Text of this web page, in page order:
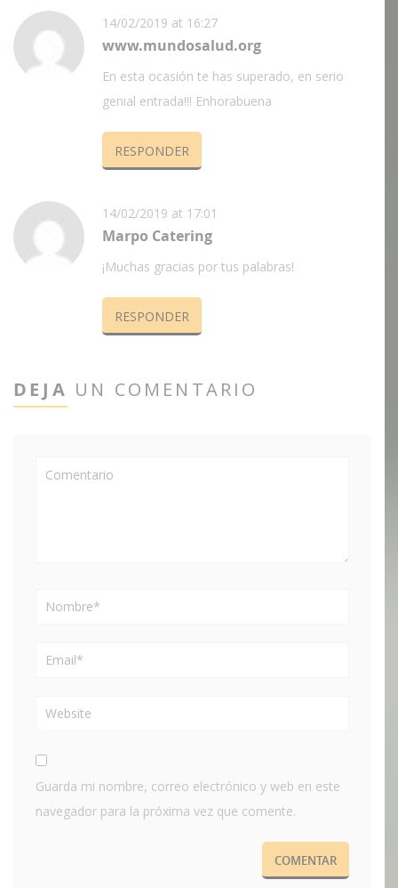
14/02/2019 at 16:27
www.mundosalud.org
En esta ocasión te has superado, en serio
genial entrada!!! Enhorabuena
RESPONDER
14/02/2019 at 17:01
Marpo Catering
¡Muchas gracias por tus palabras!
RESPONDER
DEJA UN COMENTARIO
Guarda mi nombre, correo electrónico y web en este
navegador para la próxima vez que comente.